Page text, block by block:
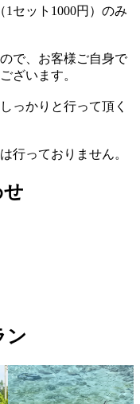
セット1000円）のみ
で、お客様ご自身で
ざいます。
っかりと行って頂く
行っておりません。
ン